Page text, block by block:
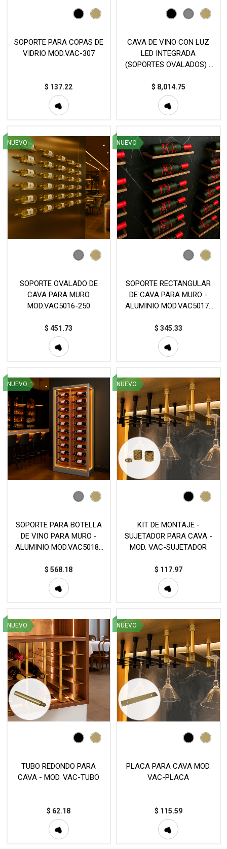
SOPORTE PARA COPAS DE
VIDRIO MOD.VAC-307
$ 137.22
CAVA DE VINO CON LUZ
LED INTEGRADA
(SOPORTES OVALADOS) -
$ 8,014.75
NUEVO
SOPORTE OVALADO DE
CAVA PARA MURO
MOD.VAC5016-250
$451.73
NUEVO
SOPORTE RECTANGULAR
DE CAVA PARA MURO -
ALUMINIO MOD.VAC5017-
$ 345.33
NUEVO
SOPORTE PARA BOTELLA
DE VINO PARA MURO -
ALUMINIO MOD.VAC5018-
$568.18
NUEVO
KIT DE MONTAJE -
SUJETADOR PARA CAVA -
MOD. VAC-SUJETADOR
$ 117.97
NUEVO
TUBO REDONDO PARA
CAVA - MOD. VAC-TUBO
$ 62.18
NUEVO
PLACA PARA CAVA MOD.
VAC-PLACA
$ 115.59